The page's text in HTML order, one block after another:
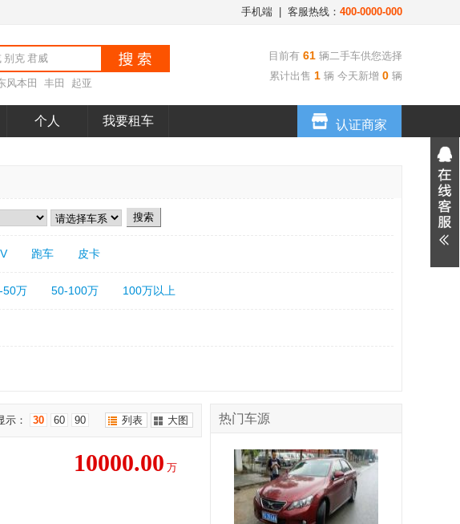
手机端 | 客服热线： 400-0000-000
风本田 丰田 起亚
目前有 61 辆二手车供您选择
累计出售 1 辆 今天新增 0 辆
个人 我要租车 认证商家
跑车 皮卡
50万 50-100万 100万以上
列表 大图
示： 30 60 90
10000.00 万
热门车源